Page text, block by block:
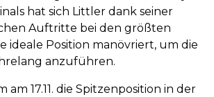
hat sich Littler dank seiner
Auftritte bei den größten
ideale Position manövriert, um die
anzuführen.
17.11. die Spitzenposition in der